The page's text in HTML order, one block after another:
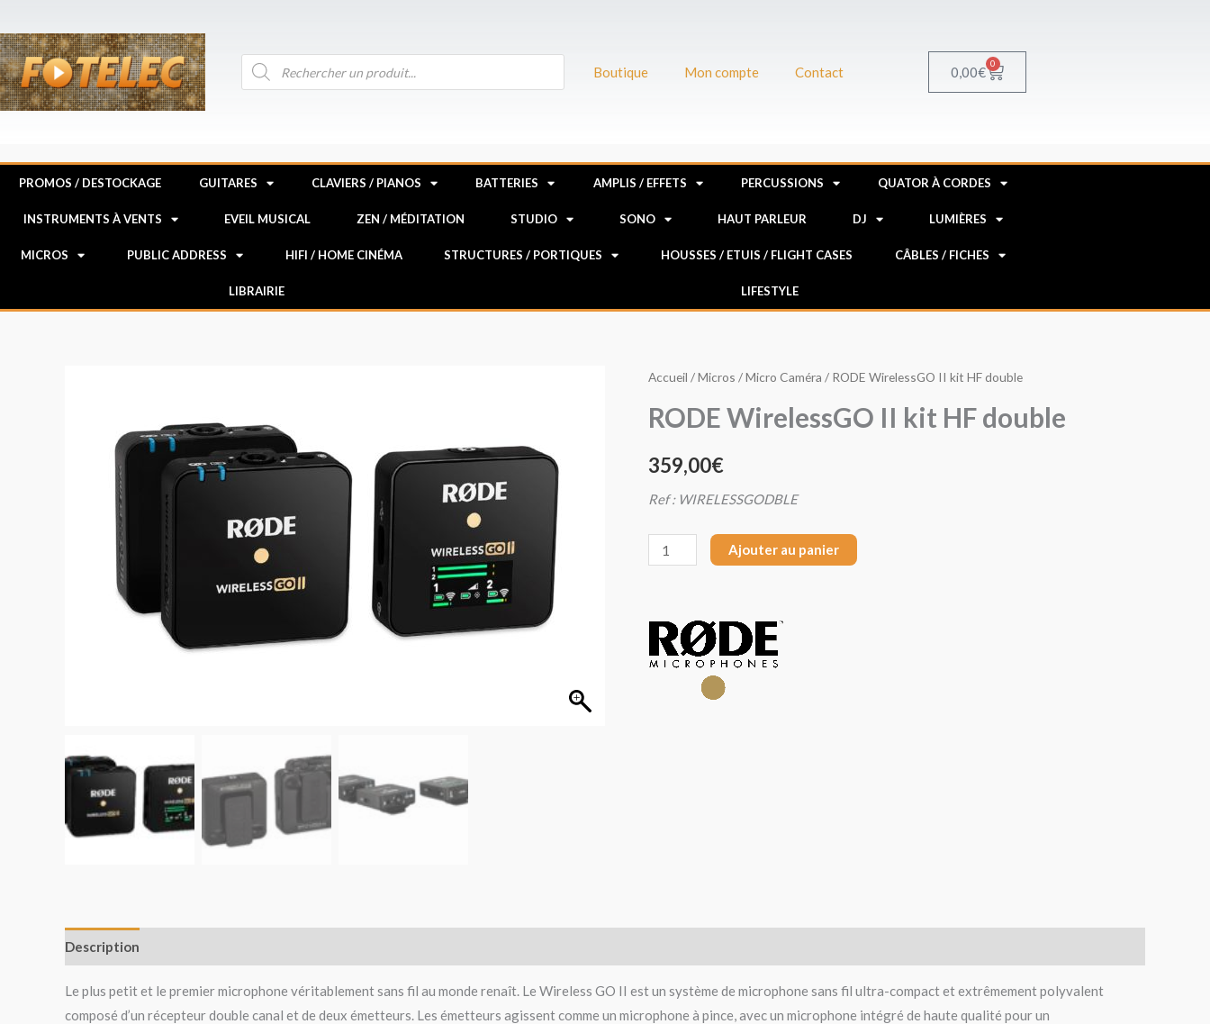
au
contenu
Recherche
de
produits
Boutique Mon compte Contact 0,00€
0
Panier
PROMOS / DESTOCKAGE GUITARES CLAVIERS / PIANOS BATTERIES AMPLIS / EFFETS PERCUSSIONS QUATOR À CORDES
INSTRUMENTS À VENTS EVEIL MUSICAL ZEN / MÉDITATION STUDIO SONO HAUT PARLEUR DJ LUMIÈRES
MICROS PUBLIC ADDRESS HIFI / HOME CINÉMA STRUCTURES / PORTIQUES HOUSSES / ETUIS / FLIGHT CASES CÂBLES / FICHES
LIBRAIRIE LIFESTYLE
Accueil /Micros /Micro Caméra / RODE WirelessGO II kit HF double
RODE WirelessGO II kit HF double
359,00€
Ref : WIRELESSGODBLE
quantité
RODE
II
kit
double
Ajouter au panier
Description
Le plus petit et le premier microphone véritablement sans fil au monde renaît. Le Wireless GO II est un système de microphone sans fil ultra-compact et extrêmement polyvalent
composé d’un récepteur double canal et de deux émetteurs. Les émetteurs agissent comme un microphone à pince, avec un microphone intégré de haute qualité pour un